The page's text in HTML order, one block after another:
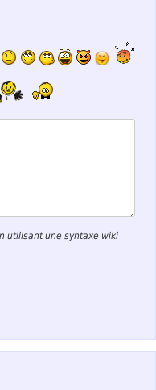
utilisant une syntaxe wiki